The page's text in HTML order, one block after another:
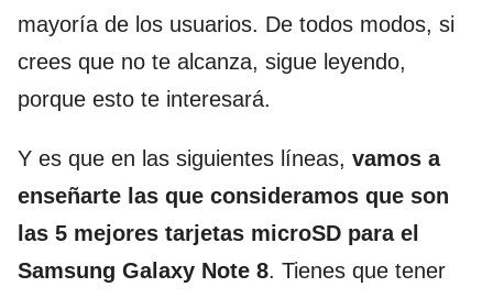
mayoría de los usuarios. De todos modos, si
crees que no te alcanza, sigue leyendo,
porque esto te interesará.
Y es que en las siguientes líneas, vamos a
enseñarte las que consideramos que son
las 5 mejores tarjetas microSD para el
Samsung Galaxy Note 8. Tienes que tener